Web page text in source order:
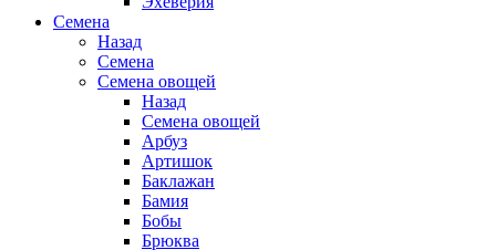
Семена
Назад
Семена
Семена овощей
Назад
Семена овощей
Арбуз
Артишок
Баклажан
Бамия
Бобы
Брюква